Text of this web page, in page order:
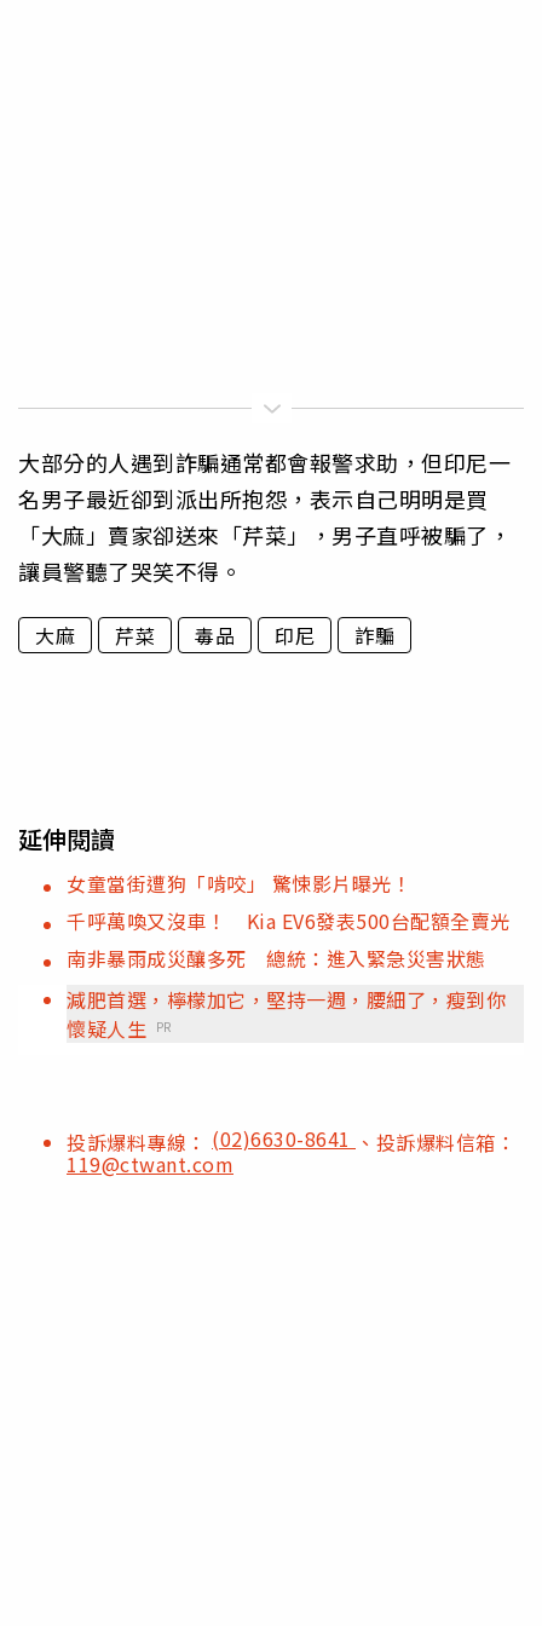
大部分的人遇到詐騙通常都會報警求助，但印尼一
名男子最近卻到派出所抱怨，表示自己明明是買
「大麻」賣家卻送來「芹菜」，男子直呼被騙了，
讓員警聽了哭笑不得。
大麻 芹菜 毒品 印尼 詐騙
延伸閱讀
女童當街遭狗「啃咬」 驚悚影片曝光！
千呼萬喚又沒車！ Kia EV6發表500台配額全賣光
南非暴雨成災釀多死 總統：進入緊急災害狀態
減肥首選，檸檬加它，堅持一週，腰細了，瘦到你
懷疑人生 PR
投訴爆料專線： (02)6630-8641 、投訴爆料信箱：
119@ctwant.com